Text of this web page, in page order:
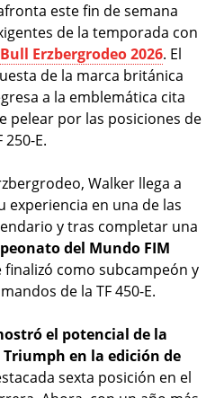
este fin de semana
de la temporada con
Erzbergrodeo 2026. El
de la marca británica
a la emblemática cita
pelear por las posiciones de
E.
Walker llega a
experiencia en una de las
y tras completar una
del Mundo FIM
finalizó como subcampeón y
de la TF 450-E.
el potencial de la
en la edición de
sexta posición en el